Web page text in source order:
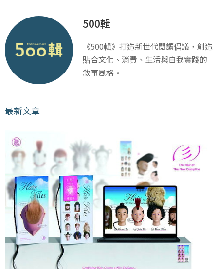
500輯
《500輯》打造新世代閱讀倡議，創造
貼合文化、消費、生活與自我實踐的
敘事風格。
最新文章